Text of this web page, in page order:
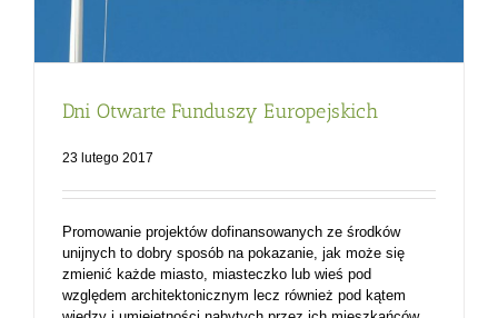
Dni Otwarte Funduszy Europejskich
23 lutego 2017
Promowanie projektów dofinansowanych ze środków
unijnych to dobry sposób na pokazanie, jak może się
zmienić każde miasto, miasteczko lub wieś pod
względem architektonicznym lecz również pod kątem